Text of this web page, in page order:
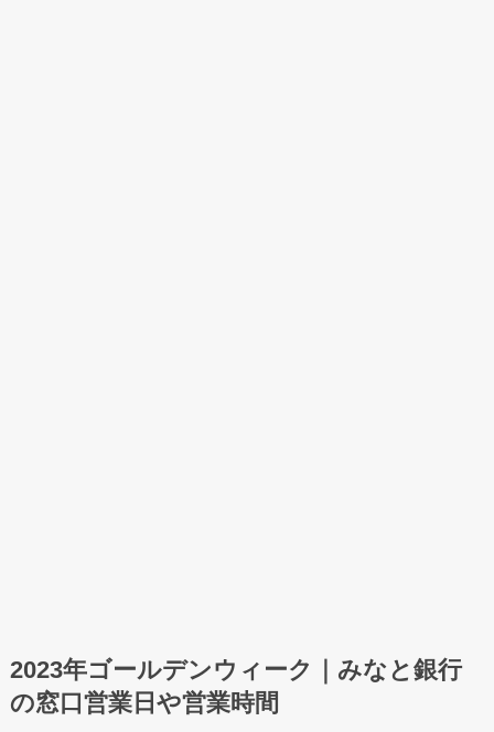
2023年ゴールデンウィーク｜みなと銀行
の窓口営業日や営業時間